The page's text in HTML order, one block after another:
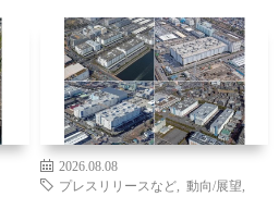
2026.08.08
プレスリリースなど
動向/展望